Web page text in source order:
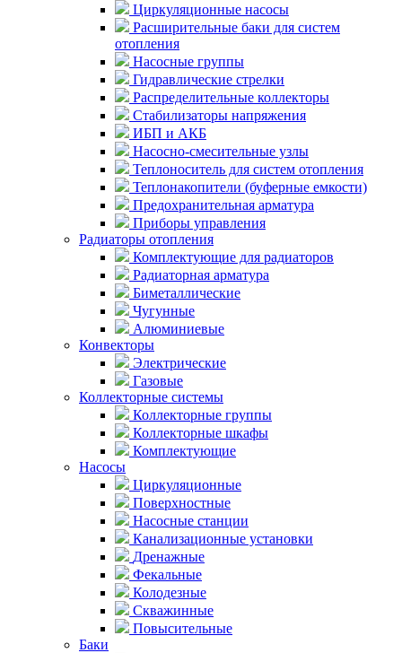
Циркуляционные насосы
Расширительные баки для систем
отопления
Насосные группы
Гидравлические стрелки
Распределительные коллекторы
Стабилизаторы напряжения
ИБП и АКБ
Насосно-смесительные узлы
Теплоноситель для систем отопления
Теплонакопители (буферные емкости)
Предохранительная арматура
Приборы управления
Радиаторы отопления
Комплектующие для радиаторов
Радиаторная арматура
Биметаллические
Чугунные
Алюминиевые
Конвекторы
Электрические
Газовые
Коллекторные системы
Коллекторные группы
Коллекторные шкафы
Комплектующие
Насосы
Циркуляционные
Поверхностные
Насосные станции
Канализационные установки
Дренажные
Фекальные
Колодезные
Скважинные
Повысительные
Баки